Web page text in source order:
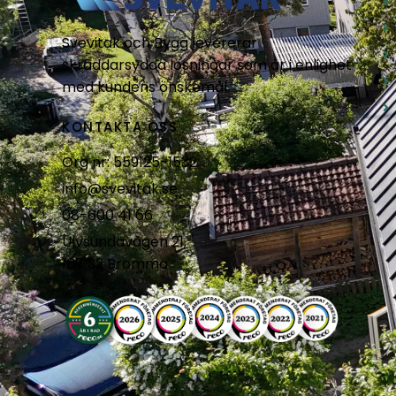
Svevitak och Bygg levererar
skräddarsydda lösningar som är i enlighet
med kundens önskemål.
KONTAKTA OSS
Org nr: 559125-1532
info@svevitak.se
08-600 41 66
Ulvsundavägen 21,
167 32 Bromma